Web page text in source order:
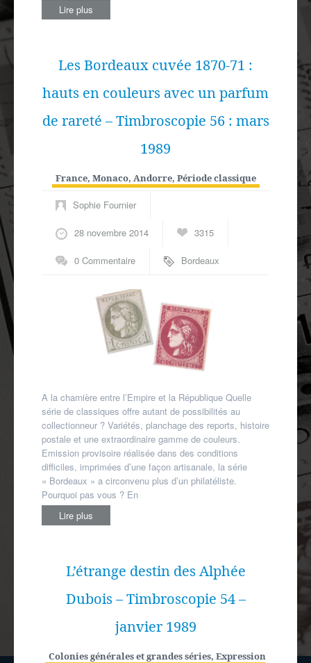
Lire plus
Les Bordeaux cuvée 1870-71 :
hauts en couleurs avec un parfum
de rareté – Timbroscopie 56 : mars
1989
France, Monaco, Andorre, Période classique
Sophie Fournier
28 novembre 2014 3315
0 Commentaire Bordeaux
A la charnière entre l’Empire et la République Quelle
série de classiques offre autant de possibilités au
collectionneur ? Variétés, planchage des reports, histoire
postale et une extraordinaire gamme de couleurs.
Emission provisoire réalisée dans des conditions
difficiles, imprimées d’une façon artisanale, la série
« Bordeaux » a circonvenu plus d’un philatéliste.
Pourquoi pas vous ? En
Lire plus
L’étrange destin des Alphée
Dubois – Timbroscopie 54 –
janvier 1989
Colonies générales et grandes séries, Expression